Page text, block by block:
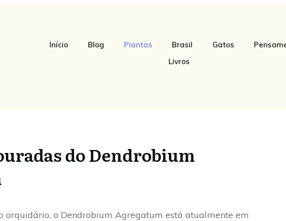
Início Blog Plantas Brasil Gatos
Livros
do Dendrobium
orquidário, o Dendrobium Agregatum está atualmente em